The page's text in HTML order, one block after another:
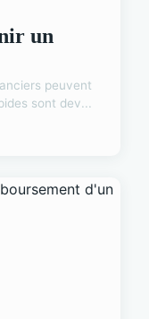
un
peuvent
sont dev...